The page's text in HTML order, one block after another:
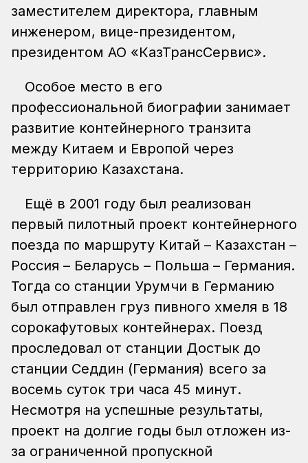
заместителем директора, главным
инженером, вице-президентом,
президентом АО «КазТрансСервис».
Особое место в его
профессиональной биографии занимает
развитие контейнерного транзита
между Китаем и Европой через
территорию Казахстана.
Ещё в 2001 году был реализован
первый пилотный проект контейнерного
поезда по маршруту Китай – Казахстан –
Россия – Беларусь – Польша – Германия.
Тогда со станции Урумчи в Германию
был отправлен груз пивного хмеля в 18
сорокафутовых контейнерах. Поезд
проследовал от станции Достык до
станции Седдин (Германия) всего за
восемь суток три часа 45 минут.
Несмотря на успешные результаты,
проект на долгие годы был отложен из-
за ограниченной пропускной